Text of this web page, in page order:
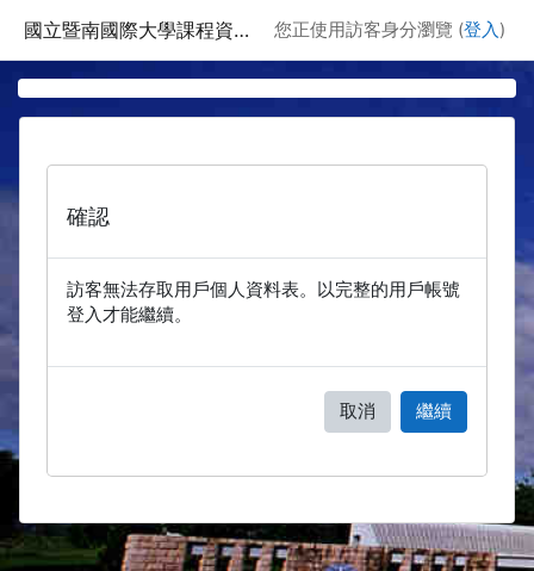
國立暨南國際大學課程資訊網 您正使用訪客身分瀏覽 (登入 )
確認
訪客無法存取用戶個人資料表。以完整的用戶帳號
登入才能繼續。
取消 繼續
區塊